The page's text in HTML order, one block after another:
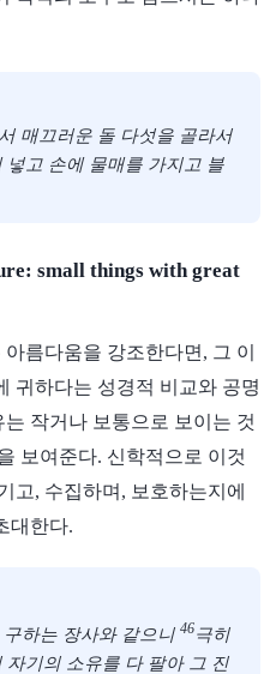
매끄러운 돌 다섯을 골라서
고 손에 물매를 가지고 블
small things with great
름다움을 강조한다면, 그 이
귀하다는 성경적 비교와 공명
작거나 보통으로 보이는 것
보여준다. 신학적으로 이것
고, 수집하며, 보호하는지에
대한다.
하는 장사와 같으니 46극히
기의 소유를 다 팔아 그 진